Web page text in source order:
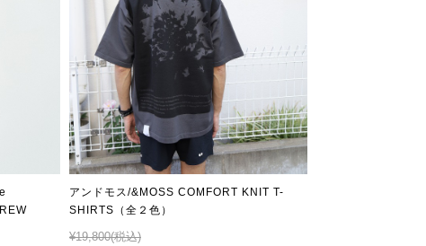
アンドモス/&MOSS COMFORT KNIT T-
SHIRTS（全２色）
¥19,800(税込)